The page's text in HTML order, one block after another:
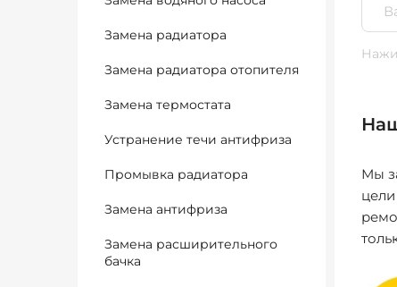
Замена радиатора
Замена радиатора отопителя
Замена термостата
Устранение течи антифриза
Промывка радиатора
Замена антифриза
Замена расширительного
бачка
Мы